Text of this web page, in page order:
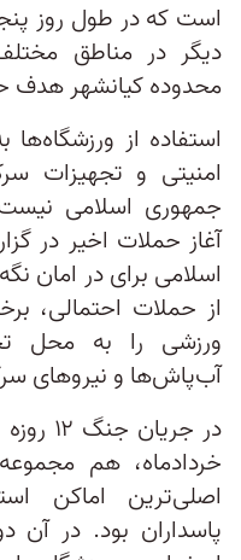
است که در طول روز
دیگر در مناطق
محدوده کیانشهر هدف
استفاده از
امنیتی و تجهیزات
جمهوری اسلامی
آغاز حملات اخیر در
اسلامی برای در امان
از حملات احتمالی،
ورزشی را به محل
آب‌پاش‌ها و نیروهای
در
خردادماه، هم
اصلی‌ترین اماکن
پاسداران بود. در آن